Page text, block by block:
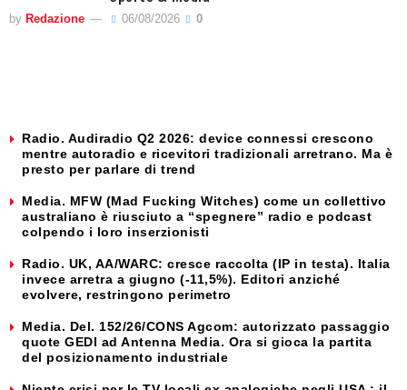
by Redazione 06/08/2026 0
Radio. Audiradio Q2 2026: device connessi crescono
mentre autoradio e ricevitori tradizionali arretrano. Ma è
presto per parlare di trend
Media. MFW (Mad Fucking Witches) come un collettivo
australiano è riusciuto a “spegnere” radio e podcast
colpendo i loro inserzionisti
Radio. UK, AA/WARC: cresce raccolta (IP in testa). Italia
invece arretra a giugno (-11,5%). Editori anziché
evolvere, restringono perimetro
Media. Del. 152/26/CONS Agcom: autorizzato passaggio
quote GEDI ad Antenna Media. Ora si gioca la partita
del posizionamento industriale